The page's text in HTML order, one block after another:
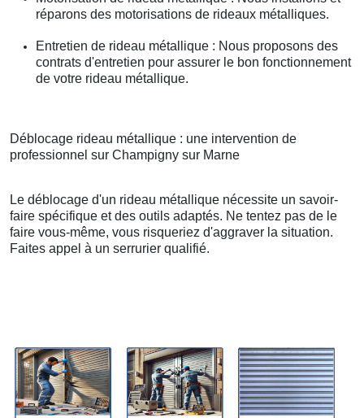
réparons des motorisations de rideaux métalliques.
Entretien de rideau métallique : Nous proposons des
contrats d'entretien pour assurer le bon fonctionnement
de votre rideau métallique.
Déblocage rideau métallique : une intervention de
professionnel sur Champigny sur Marne
Le déblocage d'un rideau métallique nécessite un savoir-
faire spécifique et des outils adaptés. Ne tentez pas de le
faire vous-même, vous risqueriez d'aggraver la situation.
Faites appel à un serrurier qualifié.